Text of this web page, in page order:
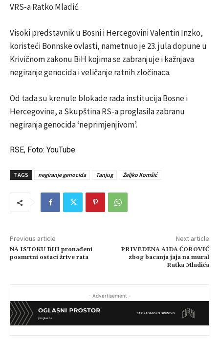
VRS-a Ratko Mladić.
Visoki predstavnik u Bosni i Hercegovini Valentin Inzko,
koristeći Bonnske ovlasti, nametnuo je 23. jula dopune u
Krivičnom zakonu BiH kojima se zabranjuje i kažnjava
negiranje genocida i veličanje ratnih zločinaca.
Od tada su krenule blokade rada institucija Bosne i
Hercegovine, a Skupština RS-a proglasila zabranu
negiranja genocida ‘neprimjenjivom’.
RSE, Foto: YouTube
TAGS negiranje genocida Tanjug Željko Komšić
Previous article
NA ISTOKU BIH pronađeni
posmrtni ostaci žrtve rata
Next article
PRIVEDENA AIDA ĆOROVIĆ
zbog bacanja jaja na mural
Ratka Mladića
- Advertisement -